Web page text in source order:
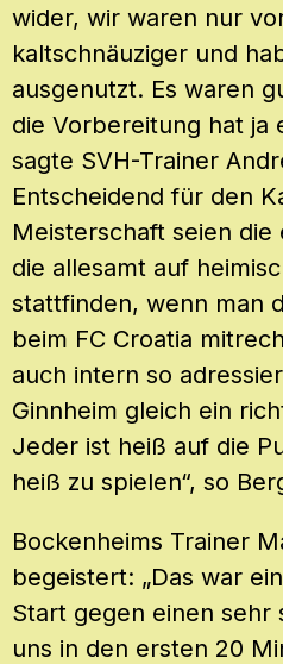
wider, wir waren nur
kaltschnäuziger und
ausgenutzt. Es waren
die Vorbereitung hat ja
sagte SVH-Trainer
Entscheidend für den
Meisterschaft seien
die allesamt auf
stattfinden, wenn man
beim FC Croatia
auch intern so
Ginnheim gleich ein
Jeder ist heiß auf die
heiß zu spielen“, so
Bockenheims Trainer
begeistert: „Das war
Start gegen einen sehr
uns in den ersten 20